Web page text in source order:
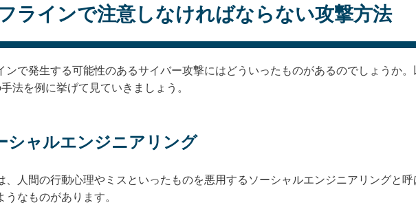
ラインで注意しなければならない攻撃方法
ンで発生する可能性のあるサイバー攻撃にはどういったものがあるのでしょうか
法を例に挙げて見ていきましょう。
シャルエンジニアリング
、人間の行動心理やミスといったものを悪用するソーシャルエンジニアリングと
うなものがあります。